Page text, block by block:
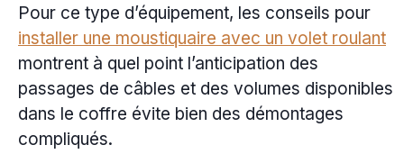
Pour ce type d’équipement, les conseils pour
installer une moustiquaire avec un volet roulant
montrent à quel point l’anticipation des
passages de câbles et des volumes disponibles
dans le coffre évite bien des démontages
compliqués.